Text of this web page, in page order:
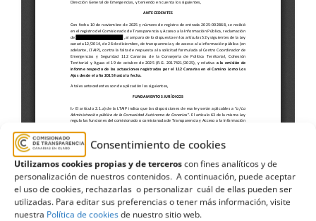
Consentimiento de cookies
Utilizamos cookies propias y de terceroscon fines analíticos y de
personalización de nuestros contenidos. A continuación, puede aceptar
el uso de cookies, rechazarlas o personalizar cuál de ellas pueden ser
utilizadas. Para editar sus preferencias o tener más información, visite
nuestra Política de cookiesde nuestro sitio web.